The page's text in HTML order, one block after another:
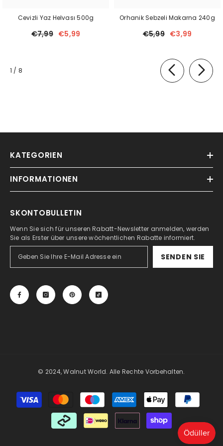
Cevizli Yaz Helvası 500g
€7,99 €5,99
Orhanik Sebzeli Makarna 240g
€5,99 €3,99
1 / von
8
KATEGORIEN
INFORMATIONEN
SKONTOBULLETIN
Wenn Sie sich für unseren Rabatt-Newsletter anmelden, werden
Sie als Erster über unsere wöchentlichen Rabatte informiert.
SENDEN SIE
© 2024, Walnut World. Alle Rechte Vorbehalten.
Zahlungsmöglichkeiten